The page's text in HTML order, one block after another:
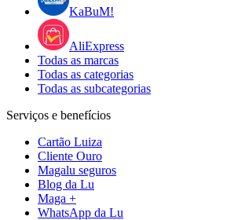
KaBuM!
AliExpress
Todas as marcas
Todas as categorias
Todas as subcategorias
Serviços e benefícios
Cartão Luiza
Cliente Ouro
Magalu seguros
Blog da Lu
Maga +
WhatsApp da Lu